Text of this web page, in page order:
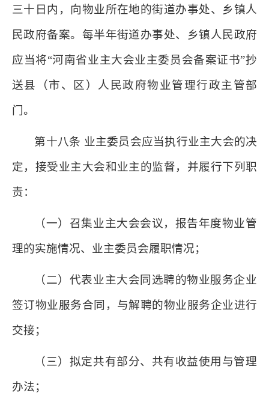
三十日内，向物业所在地的街道办事处、乡镇人
民政府备案。每半年街道办事处、乡镇人民政府
应当将“河南省业主大会业主委员会备案证书”抄
送县（市、区）人民政府物业管理行政主管部
门。
第十八条 业主委员会应当执行业主大会的决
定，接受业主大会和业主的监督，并履行下列职
责：
（一）召集业主大会会议，报告年度物业管
理的实施情况、业主委员会履职情况；
（二）代表业主大会同选聘的物业服务企业
签订物业服务合同，与解聘的物业服务企业进行
交接；
（三）拟定共有部分、共有收益使用与管理
办法；